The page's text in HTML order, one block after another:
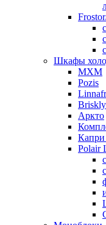
Шкафы
МХМ
Pozis
Briskly
Аркто
Polair